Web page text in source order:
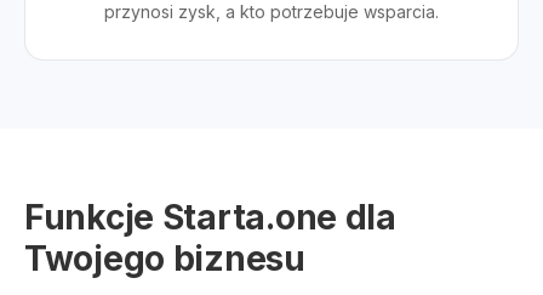
przynosi zysk, a kto potrzebuje wsparcia.
Funkcje Starta.one dla
Twojego biznesu